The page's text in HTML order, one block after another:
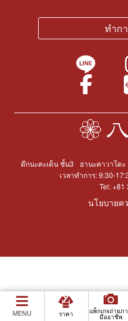
MENU ราคา แพ็กเกจถ่ายภ
มืออาชีพ
ทำก
ตึกนะคะเด็น ชั้น3 ฮานะคาวาโดะ
เวลาทำการ: 9:30-
Tel:+81
นโยบายค